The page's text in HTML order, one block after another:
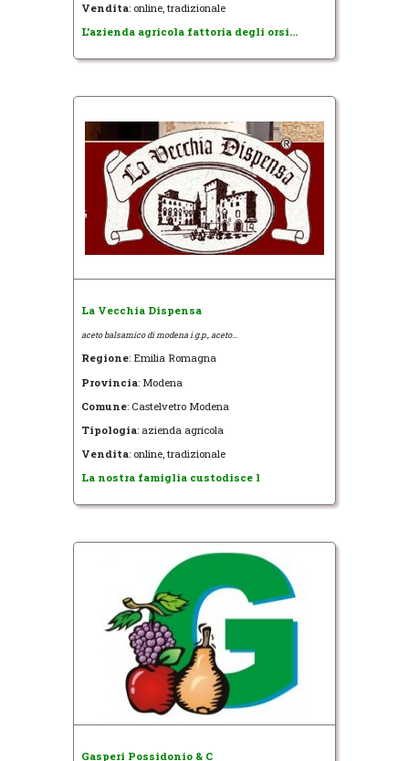
Vendita: online, tradizionale
L'azienda agricola fattoria degli orsi...
La Vecchia Dispensa
aceto balsamico di modena i.g.p., aceto...
Regione: Emilia Romagna
Provincia: Modena
Comune: Castelvetro Modena
Tipologia: azienda agricola
Vendita: online, tradizionale
La nostra famiglia custodisce l
Gasperi Possidonio & C